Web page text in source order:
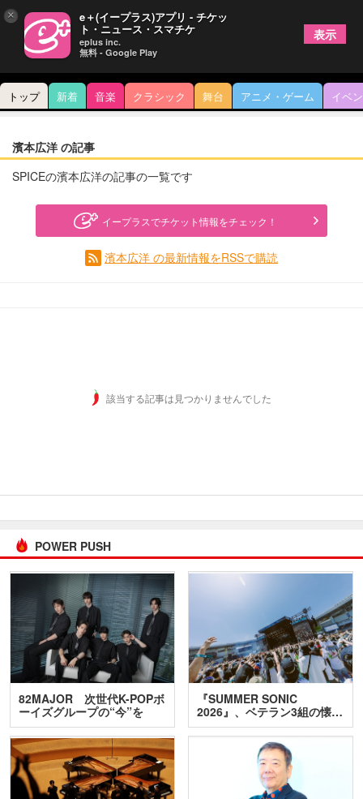
トップ 新着 音楽 クラシック 舞台 アニメ・ゲーム イベ
濱本広洋 の記事
SPICEの濱本広洋の記事の一覧です
イープラスでチケット情報をチェック！
濱本広洋 の最新情報をRSSで購読
該当する記事は見つかりませんでした
POWER PUSH
82MAJOR 次世代K-POPボ
ーイズグループの“今”を
訊…
『SUMMER SONIC
2026』、ベテラン3組の懐…
× e＋(イープラス)アプリ - チケッ
ト・ニュース・スマチケ
eplus inc.
無料 - Google Play
表示